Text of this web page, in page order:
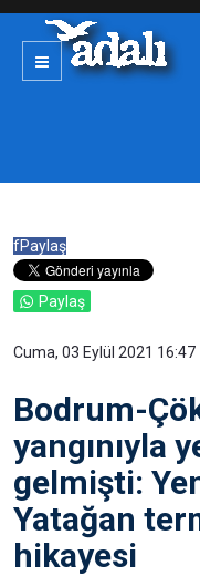
fPaylaş
Paylaş
Cuma, 03 Eylül 2021 16:47
Bodrum-
yangınıyla
gelmişti:
Yatağan
hikayesi